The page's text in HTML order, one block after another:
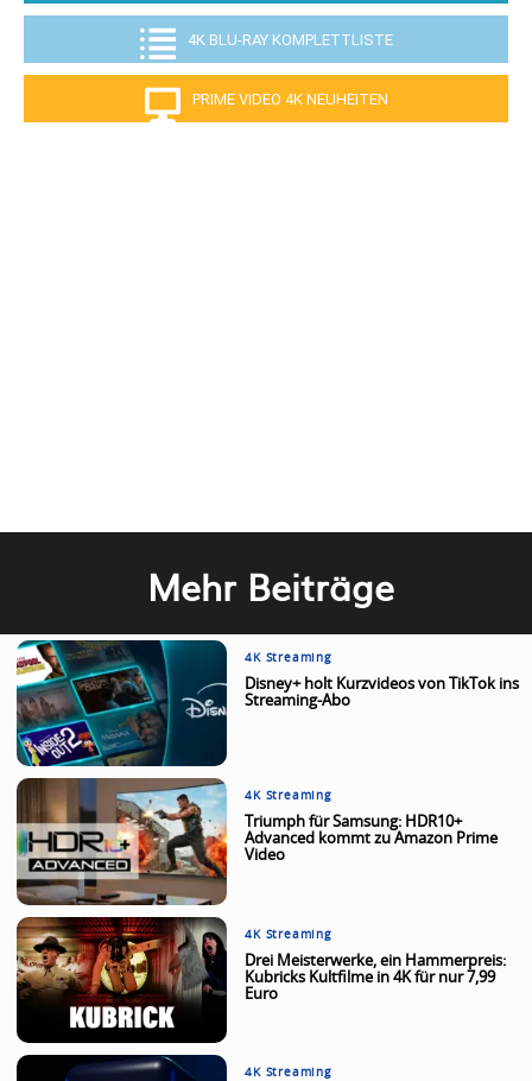
4K BLU-RAY KOMPLETTLISTE
PRIME VIDEO 4K NEUHEITEN
Mehr Beiträge
4K Streaming
Disney+ holt Kurzvideos von TikTok ins
Streaming-Abo
4K Streaming
Triumph für Samsung: HDR10+
Advanced kommt zu Amazon Prime
Video
4K Streaming
Drei Meisterwerke, ein Hammerpreis:
Kubricks Kultfilme in 4K für nur 7,99
Euro
4K Streaming